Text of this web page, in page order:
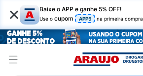
× Baixe o APP e ganhe 5% OFF!
Use o cupom APP5 na primeira compra